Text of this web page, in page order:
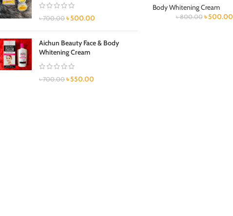
৳700.00 ৳500.00
Aichun Beauty Face & Body
Whitening Cream
৳700.00 ৳550.00
Body Whitening Cream
৳800.00 ৳500.00